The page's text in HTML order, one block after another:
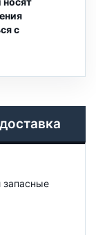
с
запасные